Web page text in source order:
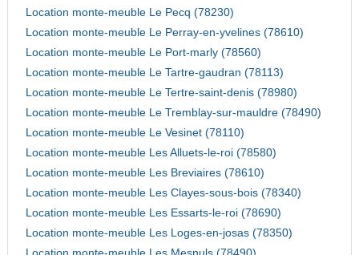
Location monte-meuble Le Pecq (78230)
Location monte-meuble Le Perray-en-yvelines (78610)
Location monte-meuble Le Port-marly (78560)
Location monte-meuble Le Tartre-gaudran (78113)
Location monte-meuble Le Tertre-saint-denis (78980)
Location monte-meuble Le Tremblay-sur-mauldre (78490)
Location monte-meuble Le Vesinet (78110)
Location monte-meuble Les Alluets-le-roi (78580)
Location monte-meuble Les Breviaires (78610)
Location monte-meuble Les Clayes-sous-bois (78340)
Location monte-meuble Les Essarts-le-roi (78690)
Location monte-meuble Les Loges-en-josas (78350)